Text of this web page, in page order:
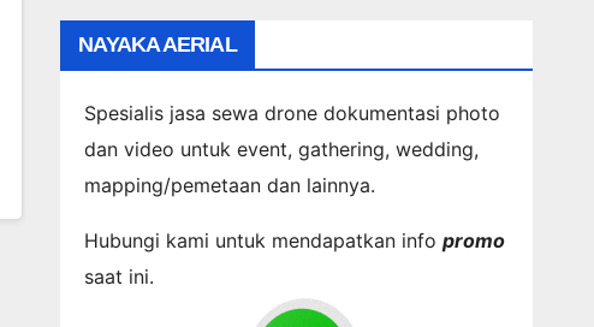
NAYAKA AERIAL
Spesialis jasa sewa drone dokumentasi photo
dan video untuk event, gathering, wedding,
mapping/pemetaan dan lainnya.
Hubungi kami untuk mendapatkan infopromo
saat ini.